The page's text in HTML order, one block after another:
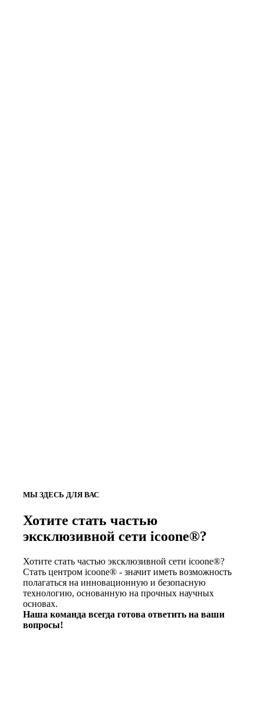
МЫ ЗДЕСЬ ДЛЯ ВАС
Хотите стать частью
эксклюзивной сети icoone®?
Хотите стать частью эксклюзивной сети icoone®?
Стать центром icoone® - значит иметь возможность
полагаться на инновационную и безопасную
технологию, основанную на прочных научных
основах.
Наша команда всегда готова ответить на ваши
вопросы!